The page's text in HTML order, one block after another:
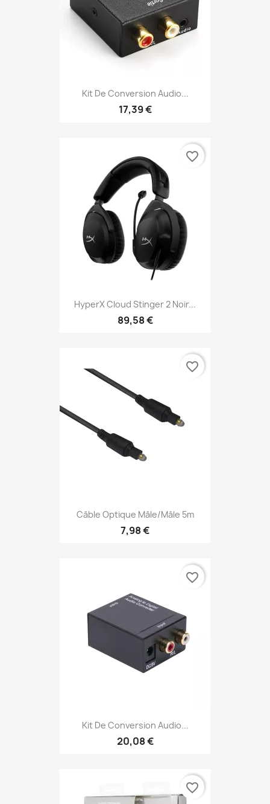
Kit De Conversion Audio...
17,39 €
HyperX Cloud Stinger 2 Noir...
89,58 €
favorite_border
Câble Optique Mâle/mâle 5m
7,98 €
favorite_border
Kit De Conversion Audio...
20,08 €
favorite_border
favorite_border